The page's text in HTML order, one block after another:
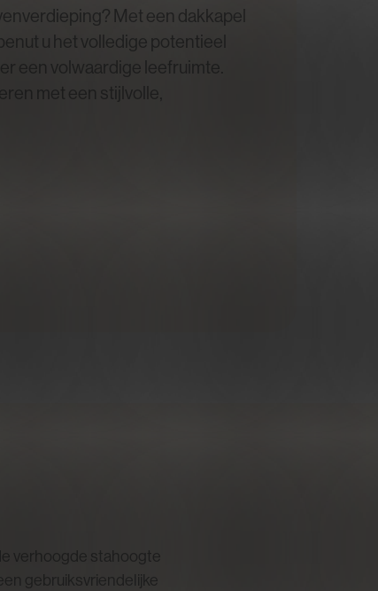
Met een dakkapel
u het volledige potentieel
een volwaardige leefruimte.
met een stijlvolle,
verhoogde stahoogte
gebruiksvriendelijke